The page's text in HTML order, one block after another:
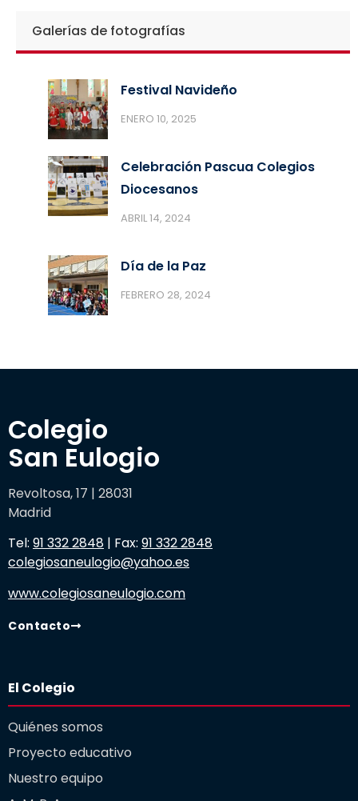
Galerías de fotografías
Festival Navideño
ENERO 10, 2025
Celebración Pascua Colegios
Diocesanos
ABRIL 14, 2024
Día de la Paz
FEBRERO 28, 2024
Colegio
San Eulogio
Revoltosa, 17 | 28031
Madrid
Tel: 91 332 2848 | Fax: 91 332 2848
colegiosaneulogio@yahoo.es
www.colegiosaneulogio.com
Contacto
El Colegio
Quiénes somos
Proyecto educativo
Nuestro equipo